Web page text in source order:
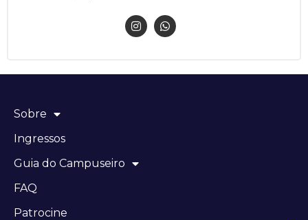
Sobre
Ingressos
Guia do Campuseiro
FAQ
Patrocine